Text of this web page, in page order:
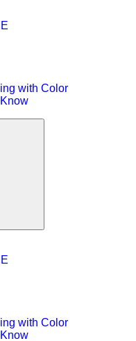
with Color
with Color